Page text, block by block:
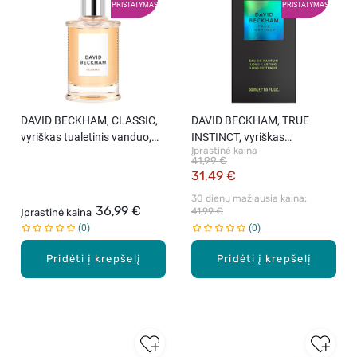
PRISTATYMAS
Pridėti į krepšelį
DAVID BECKHAM, CLASSIC,
vyriškas tualetinis vanduo,
Įprastinė kaina 36,99 €
0
PRISTATYMAS
Pridėti į krepšelį
DAVID BECKHAM, TRUE
INSTINCT, vyriškas
parfumuotas vanduo, 50 ml.
Įprastinė kaina
31,49 €
41,99 €
30 dienų mažiausia kaina:
41,99 €
0